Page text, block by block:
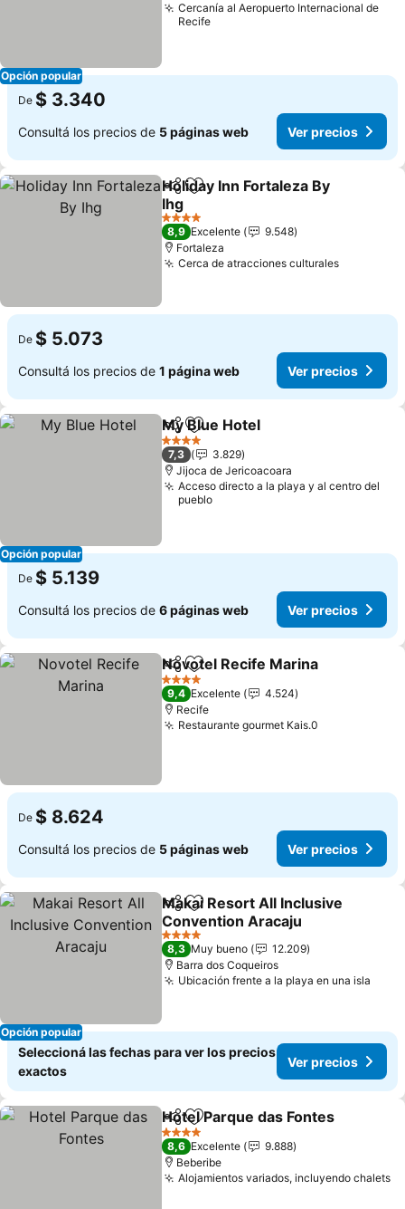
Opción popular
Cercanía al Aeropuerto Internacional de
Recife
De $ 3.340
Consultá los precios de 5 páginas web Ver precios
CompartirAñadir a favoritos
Holiday Inn Fortaleza By
Ihg
4 Estrellas
8,9 Excelente
9.548
Fortaleza
Cerca de atracciones culturales
De $ 5.073
Consultá los precios de 1 página web Ver precios
Opción popular
CompartirAñadir a favoritos
My Blue Hotel
4 Estrellas
7,3
3.829
Jijoca de Jericoacoara
Acceso directo a la playa y al centro del
pueblo
De $ 5.139
Consultá los precios de 6 páginas web Ver precios
CompartirAñadir a favoritos
Novotel Recife Marina
4 Estrellas
9,4 Excelente
4.524
Recife
Restaurante gourmet Kais.0
De $ 8.624
Consultá los precios de 5 páginas web Ver precios
Opción popular
CompartirAñadir a favoritos
Makai Resort All Inclusive
Convention Aracaju
4 Estrellas
8,3 Muy bueno
12.209
Barra dos Coqueiros
Ubicación frente a la playa en una isla
Seleccioná las fechas para ver los precios
exactos
Ver precios
CompartirAñadir a favoritos
Hotel Parque das Fontes
4 Estrellas
8,6 Excelente
9.888
Beberibe
Alojamientos variados, incluyendo chalets